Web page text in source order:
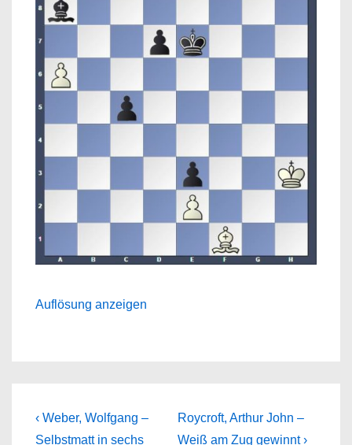
Auflösung anzeigen
Beitragsnavigation
Previous
Post
‹ Weber, Wolfgang –
Selbstmatt in sechs
Next
Post
Roycroft, Arthur John –
Weiß am Zug gewinnt ›